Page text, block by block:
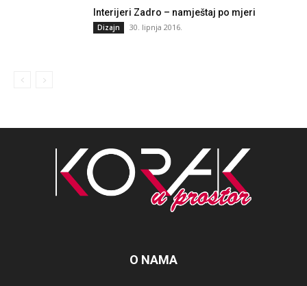
Interijeri Zadro – namještaj po mjeri
Dizajn 30. lipnja 2016.
O NAMA